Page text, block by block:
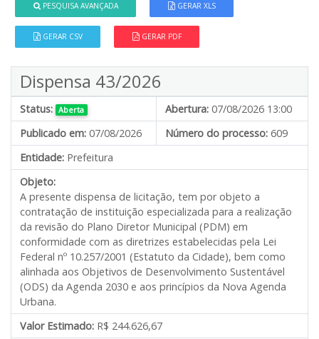
PESQUISA AVANÇADA GERAR XLS
GERAR CSV GERAR PDF
Dispensa 43/2026
Status: Aberta Abertura: 07/08/2026 13:00
Publicado em: 07/08/2026 Número do processo: 609
Entidade: Prefeitura
Objeto:
A presente dispensa de licitação, tem por objeto a
contratação de instituição especializada para a realização
da revisão do Plano Diretor Municipal (PDM) em
conformidade com as diretrizes estabelecidas pela Lei
Federal nº 10.257/2001 (Estatuto da Cidade), bem como
alinhada aos Objetivos de Desenvolvimento Sustentável
(ODS) da Agenda 2030 e aos princípios da Nova Agenda
Urbana.
Valor Estimado: R$ 244.626,67